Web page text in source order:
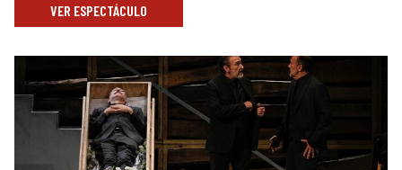
VER ESPECTÁCULO